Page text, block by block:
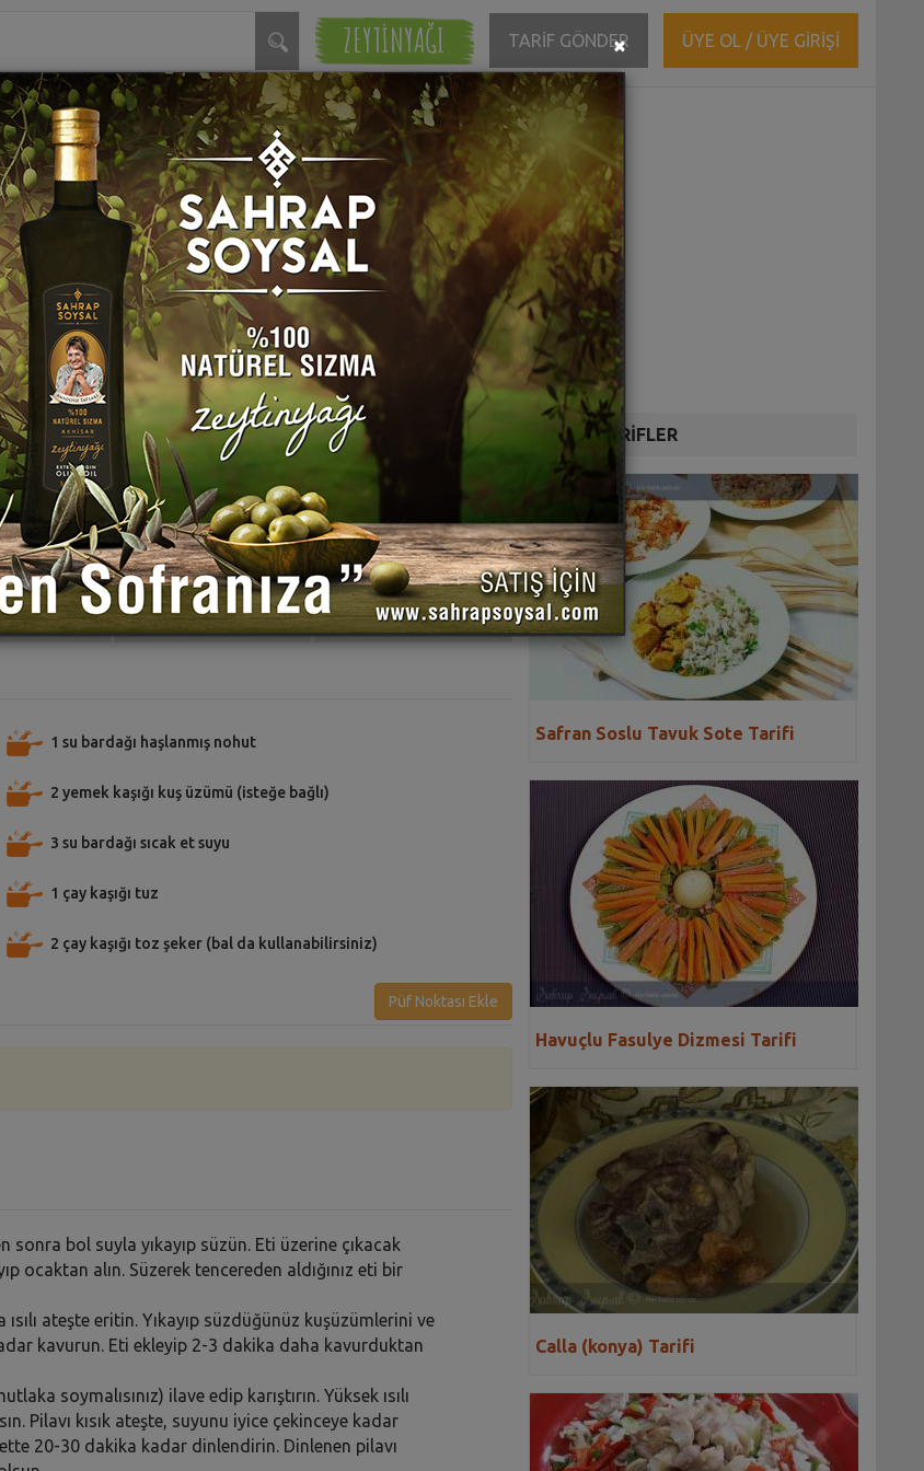
ZEYTİNYAĞI TARİF GÖNDER ÜYE OL / ÜYE GİRİŞİ
PUAN VER TARİFİ PAYLAŞ TARİFİ YAZDIR
1 su bardağı haşlanmış nohut
2 yemek kaşığı kuş üzümü (isteğe bağlı)
3 su bardağı sıcak et suyu
1 çay kaşığı tuz
2 çay kaşığı toz şeker (bal da kullanabilirsiniz)
Püf Noktası Ekle
bol suyla yıkayıp süzün. Eti üzerine çıkacak
ocaktan alın. Süzerek tencereden aldığınız eti bir
ateşte eritin. Yıkayıp süzdüğünüz kuşüzümlerini ve
kavurun. Eti ekleyip 2-3 dakika daha kavurduktan
soymalısınız) ilave edip karıştırın. Yüksek ısılı
Pilavı kısık ateşte, suyunu iyice çekinceye kadar
20-30 dakika kadar dinlendirin. Dinlenen pilavı
DİĞER TARİFLER
Safran Soslu Tavuk Sote Tarifi
Havuçlu Fasulye Dizmesi Tarifi
Calla (konya) Tarifi
×Close